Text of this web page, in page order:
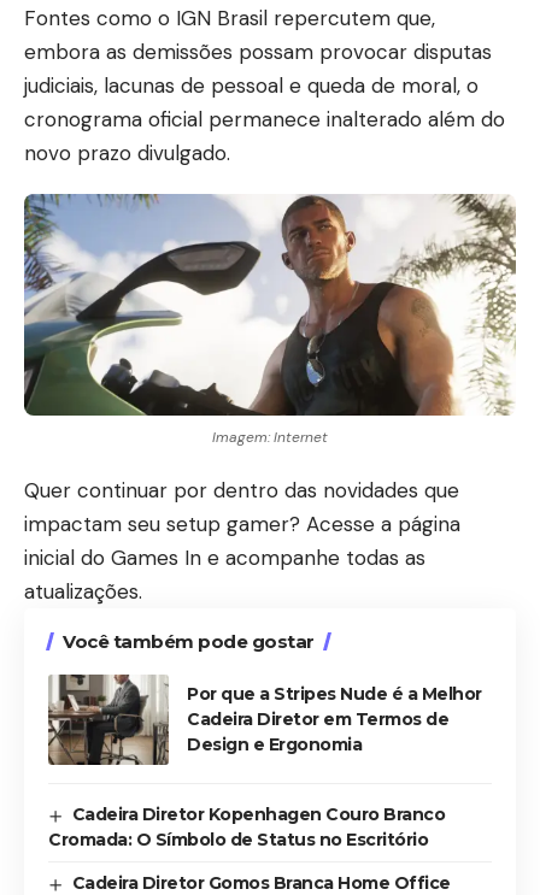
Fontes como o IGN Brasil repercutem que,
embora as demissões possam provocar disputas
judiciais, lacunas de pessoal e queda de moral, o
cronograma oficial permanece inalterado além do
novo prazo divulgado.
Imagem: Internet
Quer continuar por dentro das novidades que
impactam seu setup gamer? Acesse a página
inicial do Games In e acompanhe todas as
atualizações.
Você também pode gostar
Por que a Stripes Nude é a Melhor
Cadeira Diretor em Termos de
Design e Ergonomia
Cadeira Diretor Kopenhagen Couro Branco
Cromada: O Símbolo de Status no Escritório
Cadeira Diretor Gomos Branca Home Office